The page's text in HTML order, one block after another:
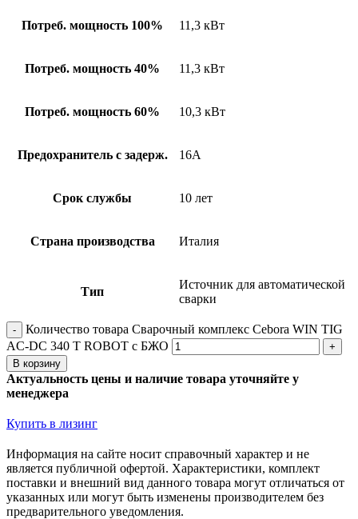
Потреб. мощность 100% 11,3 кВт
Потреб. мощность 40% 11,3 кВт
Потреб. мощность 60% 10,3 кВт
Предохранитель с задерж. 16А
Срок службы 10 лет
Страна производства Италия
Тип
Источник для автоматической
сварки
Количество товара Сварочный комплекс Cebora WIN TIG
AC-DC 340 T ROBOT с БЖО
В корзину
Актуальность цены и наличие товара уточняйте у
менеджера
Купить в лизинг
Информация на сайте носит справочный характер и не
является публичной офертой. Xарактеристики, комплект
поставки и внешний вид данного товара могут отличаться от
указанных или могут быть изменены производителем без
предварительного уведомления.